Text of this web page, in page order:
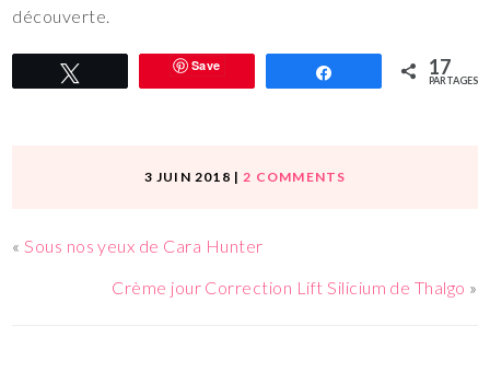
découverte.
Save Partagez 17
PARTAGES
3 JUIN 2018 |2 COMMENTS
«Sous nos yeux de Cara Hunter
Crème jour Correction Lift Silicium de Thalgo »